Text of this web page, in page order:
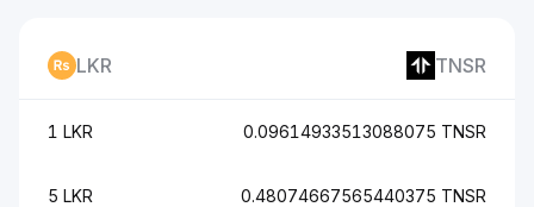
LKR TNSR
1 LKR 0.09614933513088075 TNSR
5 LKR 0.48074667565440375 TNSR